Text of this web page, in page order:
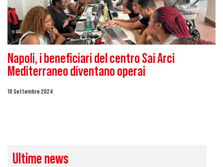
Napoli, i beneficiari del centro Sai Arci
Mediterraneo diventano operai
10 Settembre 2024
Ultime news